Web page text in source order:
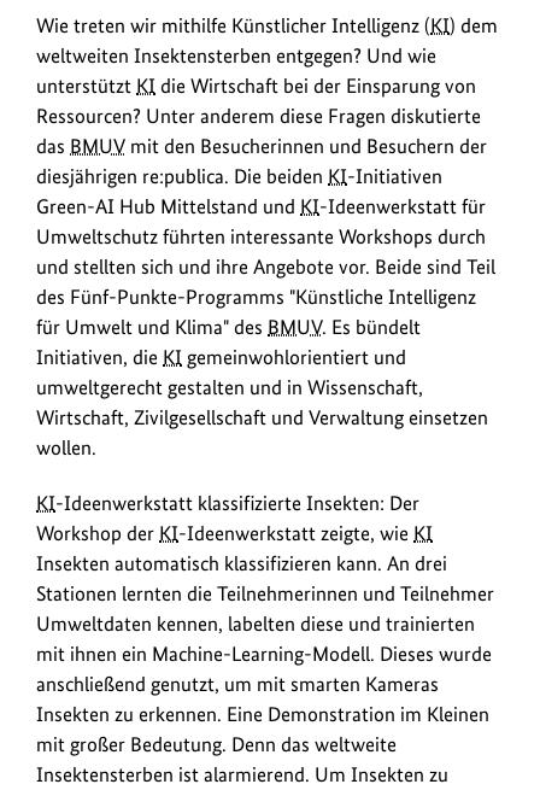
und
Nachhaltigkeit
Sprache.
Wie treten wir mithilfe Künstlicher Intelligenz (KI) dem
weltweiten Insektensterben entgegen? Und wie
unterstützt KI die Wirtschaft bei der Einsparung von
Ressourcen? Unter anderem diese Fragen diskutierte
das BMUV mit den Besucherinnen und Besuchern der
diesjährigen re:publica. Die beiden KI-Initiativen
Green-AI Hub Mittelstand und KI-Ideenwerkstatt für
Umweltschutz führten interessante Workshops durch
und stellten sich und ihre Angebote vor. Beide sind Teil
des Fünf-Punkte-Programms "Künstliche Intelligenz
für Umwelt und Klima" des BMUV. Es bündelt
Initiativen, die KI gemeinwohlorientiert und
umweltgerecht gestalten und in Wissenschaft,
Wirtschaft, Zivilgesellschaft und Verwaltung einsetzen
wollen.
KI-Ideenwerkstatt klassifizierte Insekten: Der
Workshop der KI-Ideenwerkstatt zeigte, wie KI
Insekten automatisch klassifizieren kann. An drei
Stationen lernten die Teilnehmerinnen und Teilnehmer
Umweltdaten kennen, labelten diese und trainierten
mit ihnen ein Machine-Learning-Modell. Dieses wurde
anschließend genutzt, um mit smarten Kameras
Insekten zu erkennen. Eine Demonstration im Kleinen
mit großer Bedeutung. Denn das weltweite
Insektensterben ist alarmierend. Um Insekten zu